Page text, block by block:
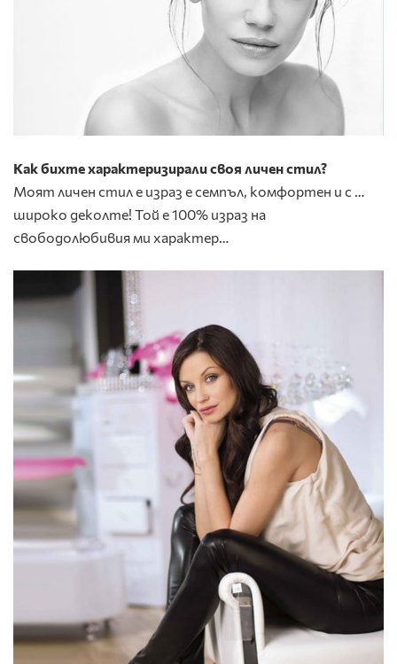
Как бихте характеризирали своя личен стил?
Моят личен стил е израз е семпъл, комфортен и с …
широко деколте! Той е 100% израз на
свободолюбивия ми характер…